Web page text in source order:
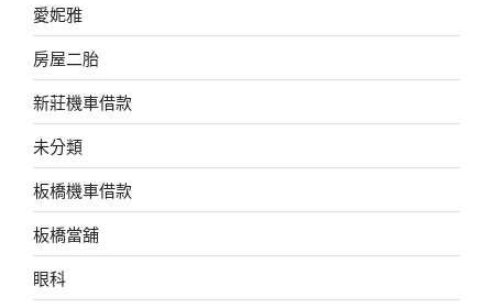
愛妮雅
房屋二胎
新莊機車借款
未分類
板橋機車借款
板橋當舖
眼科